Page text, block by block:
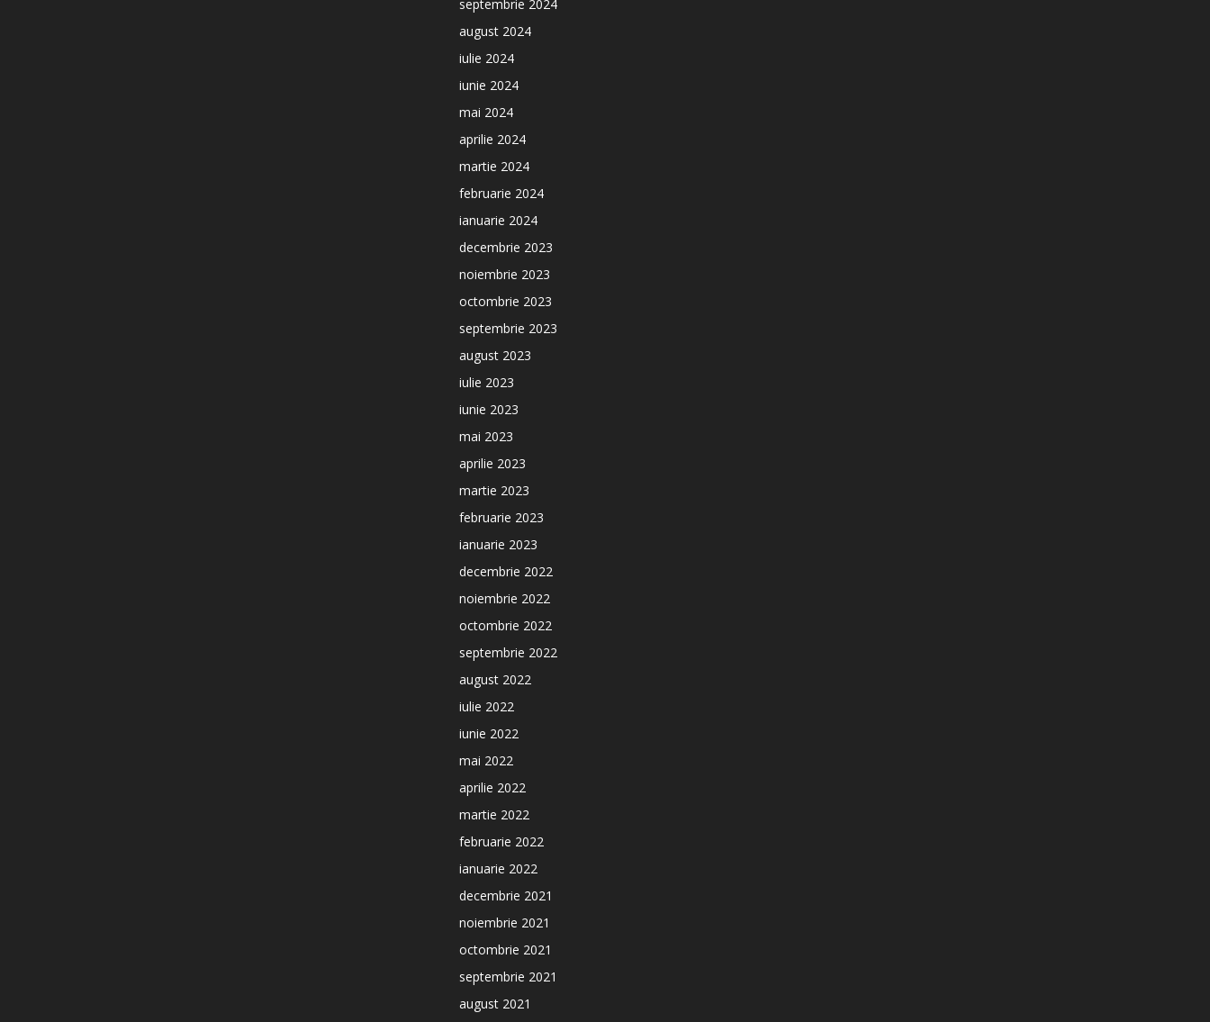
septembrie 2024
august 2024
iulie 2024
iunie 2024
mai 2024
aprilie 2024
martie 2024
februarie 2024
ianuarie 2024
decembrie 2023
noiembrie 2023
octombrie 2023
septembrie 2023
august 2023
iulie 2023
iunie 2023
mai 2023
aprilie 2023
martie 2023
februarie 2023
ianuarie 2023
decembrie 2022
noiembrie 2022
octombrie 2022
septembrie 2022
august 2022
iulie 2022
iunie 2022
mai 2022
aprilie 2022
martie 2022
februarie 2022
ianuarie 2022
decembrie 2021
noiembrie 2021
octombrie 2021
septembrie 2021
august 2021